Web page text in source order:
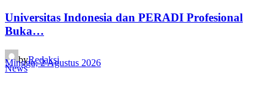
Universitas Indonesia dan PERADI Profesional
Buka…
byRedaksi
Minggu, 2 Agustus 2026
News